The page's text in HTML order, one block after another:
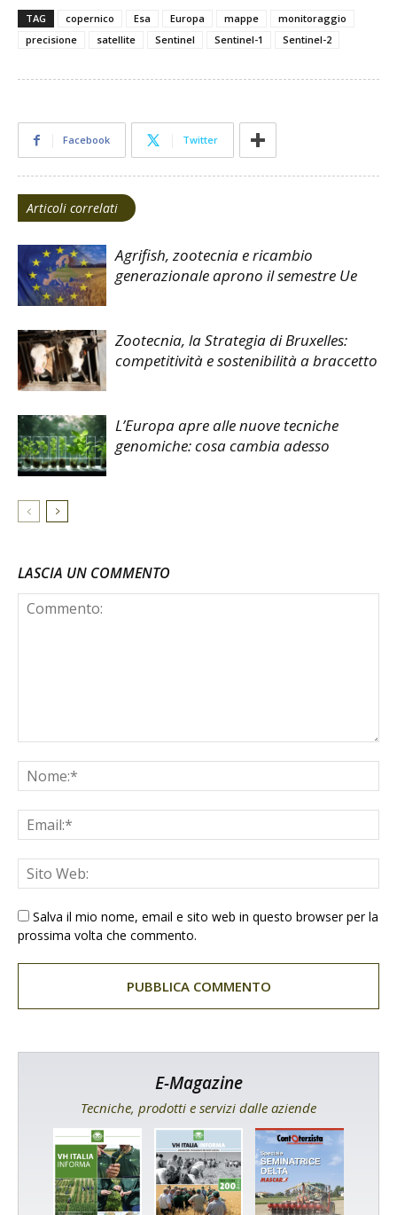
TAG copernico Esa Europa mappe
monitoraggio
precisione
satellite Sentinel Sentinel-1 Sentinel-2
Facebook Twitter
Articoli correlati
Agrifish, zootecnia e ricambio
generazionale aprono il semestre Ue
Zootecnia, la Strategia di Bruxelles:
competitività e sostenibilità a braccetto
L’Europa apre alle nuove tecniche
genomiche: cosa cambia adesso
LASCIA UN COMMENTO
Salva il mio nome, email e sito web in questo browser per la
prossima volta che commento.
E-Magazine
Tecniche, prodotti e servizi dalle aziende